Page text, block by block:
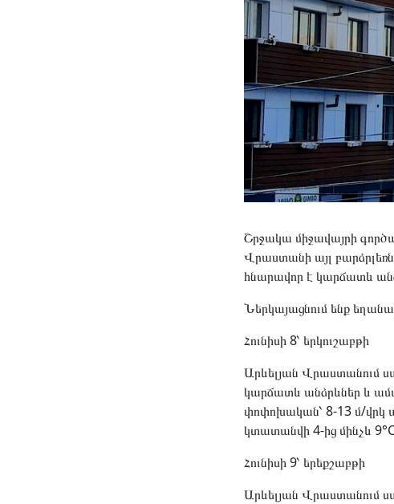
Շրջակա միջավայրի
Վրաստանի այլ
հնարավոր է կարճատև
Ներկայացնում ենք
Հունիսի 8՝ երկուշաբթի
Արևելյան Վրաստանում
կարճատև անձրևներ և
փոփոխական՝ 8-13 մ/վրկ
կտատանվի 4-ից մինչև
Հունիսի 9՝ երեքշաբթի
Արևելյան Վրաստանում